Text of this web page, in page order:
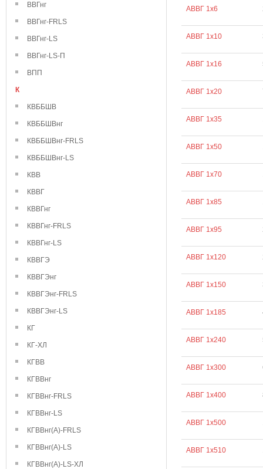
ВВГнг
ВВГнг-FRLS
ВВГнг-LS
ВВГнг-LS-П
ВПП
К
КВББШВ
КВББШВнг
КВББШВнг-FRLS
КВББШВнг-LS
КВВ
КВВГ
КВВГнг
КВВГнг-FRLS
КВВГнг-LS
КВВГЭ
КВВГЭнг
КВВГЭнг-FRLS
КВВГЭнг-LS
КГ
КГ-ХЛ
КГВВ
КГВВнг
КГВВнг-FRLS
КГВВнг-LS
КГВВнг(А)-FRLS
КГВВнг(А)-LS
КГВВнг(А)-LS-ХЛ
АВВГ 1х6
АВВГ 1х10
АВВГ 1х16
АВВГ 1х20
АВВГ 1х35
АВВГ 1х50
АВВГ 1х70
АВВГ 1х85
АВВГ 1х95
АВВГ 1х120
АВВГ 1х150
АВВГ 1х185
АВВГ 1х240
АВВГ 1х300
АВВГ 1х400
АВВГ 1х500
АВВГ 1х510